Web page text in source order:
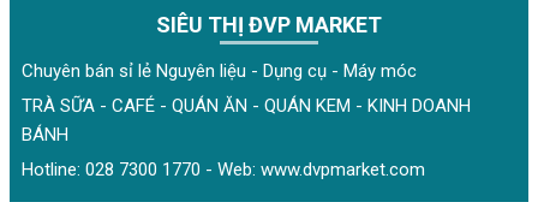
SIÊU THỊ ĐVP MARKET
Chuyên bán sỉ lẻ Nguyên liệu - Dụng cụ - Máy móc
TRÀ SỮA - CAFÉ - QUÁN ĂN - QUÁN KEM - KINH DOANH
BÁNH
Hotline: 028 7300 1770 - Web: www.dvpmarket.com